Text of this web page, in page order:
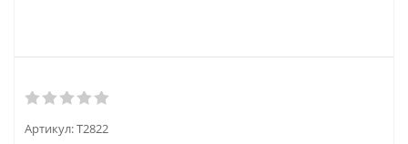
Артикул:Т2822